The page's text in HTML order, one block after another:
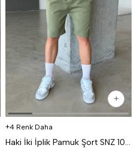
4 Renk Daha
Haki İki İplik Pamuk Şort SNZ 1080